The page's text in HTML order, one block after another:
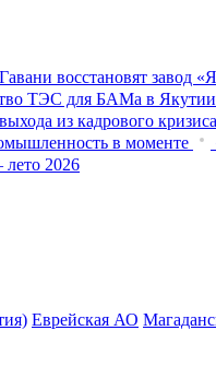
восстановят завод
ТЭС для БАМа в
из кадрового
в моменте
2026
Еврейская АО